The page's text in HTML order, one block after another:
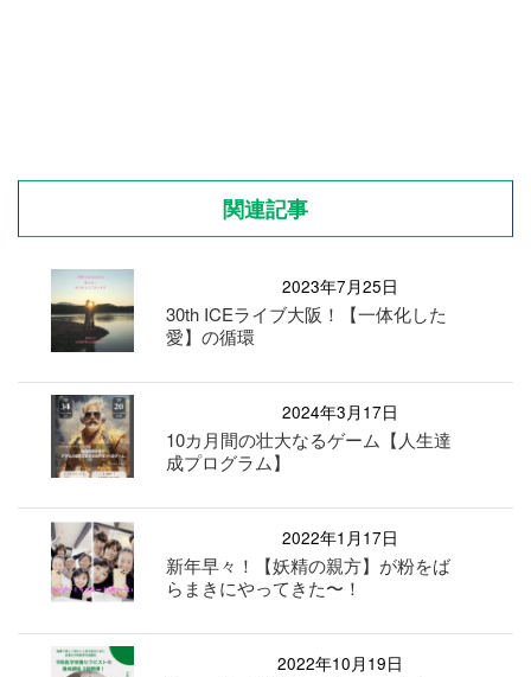
関連記事
2023年7月25日
30th ICEライブ大阪！【一体化した
愛】の循環
2024年3月17日
10カ月間の壮大なるゲーム【人生達
成プログラム】
2022年1月17日
新年早々！【妖精の親方】が粉をば
らまきにやってきた〜！
2022年10月19日